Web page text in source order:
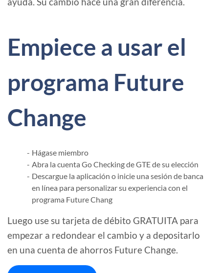
Empiece a usar el
programa Future
Change
Hágase miembro
Abra la cuenta Go Checking de GTE de su elección
Descargue la aplicación o inicie una sesión de banca
en línea para personalizar su experiencia con el
programa Future Chang
Luego use su tarjeta de débito GRATUITA para
empezar a redondear el cambio y a depositarlo
en una cuenta de ahorros Future Change.